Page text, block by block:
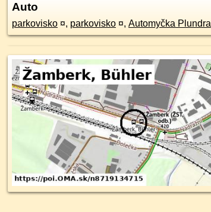
Auto
parkovisko ¤, parkovisko ¤, Automyčka Plundra